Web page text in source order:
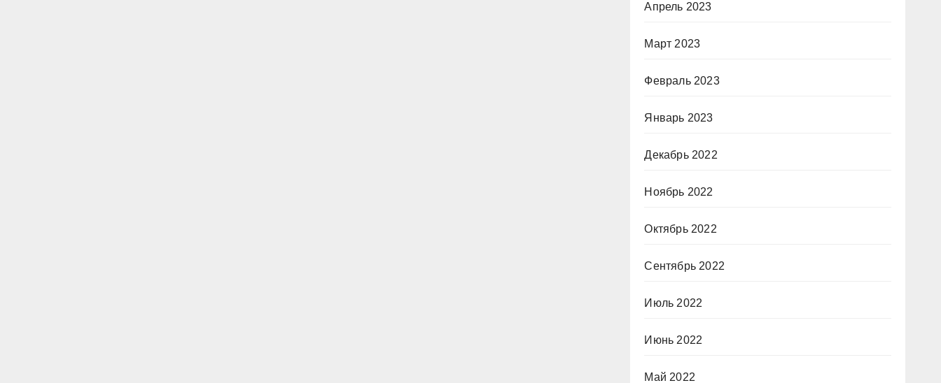
Апрель 2023
Март 2023
Февраль 2023
Январь 2023
Декабрь 2022
Ноябрь 2022
Октябрь 2022
Сентябрь 2022
Июль 2022
Июнь 2022
Май 2022